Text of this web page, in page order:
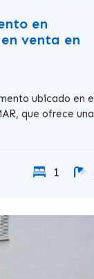
en
venta en
ubicado en el
que ofrece una
1